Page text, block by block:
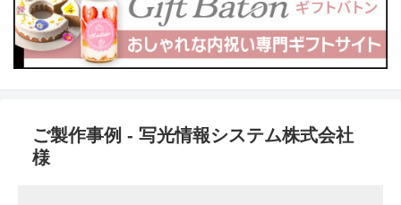
ご製作事例 - 写光情報システム株式会社
様